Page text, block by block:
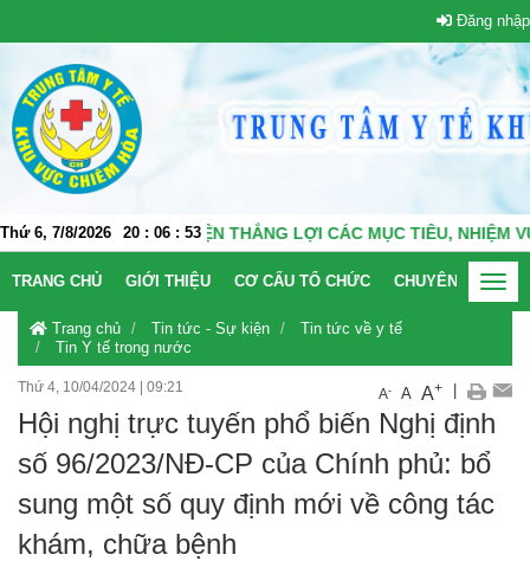
Đăng nhập
Thứ 6, 7/8/2026 20 : 06 : 54
THỰC HIỆN THẮNG LỢI CÁC MỤC TIÊU, NHIỆM VỤ TRONG
TRANG CHỦ GIỚI THIỆU CƠ CẤU TỔ CHỨC CHUYÊN KHOA
Trang chủ
Tin tức - Sự kiện
Tin tức về y tế
Tin Y tế trong nước
Thứ 4, 10/04/2024 09:21 A- A A+
Hội nghị trực tuyến phổ biến Nghị định
số 96/2023/NĐ-CP của Chính phủ: bổ
sung một số quy định mới về công tác
khám, chữa bệnh